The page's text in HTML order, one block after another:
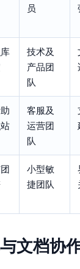
员
技术及
产品团
队
客服及
运营团
队
小型敏
捷团队
文档协